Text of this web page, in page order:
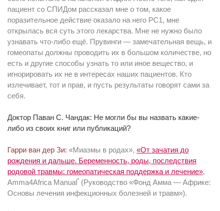
пациент со СПИДом рассказал мне о том, какое
поразительное действие оказало на него РС1, мне
открылась вся суть этого лекарства. Мне не нужно было
узнавать что-либо ещё. Прувинги — замечательная вещь, и
гомеопаты должны проводить их в большом количестве, но
есть и другие способы узнать то или иное вещество, и
игнорировать их не в интересах наших пациентов. Кто
излечивает, тот и прав, и пусть результаты говорят сами за
себя.
Доктор Паван С. Чандак: Не могли бы вы назвать какие-
либо из своих книг или публикаций?
Гарри ван дер Зи: «Миазмы в родах», «От зачатия до
рождения и дальше. Беременность, роды, последствия
родовой травмы: гомеопатическая поддержка и лечение»,
Amma4Africa Manual* (Руководство «Фонд Амма — Африке:
Основы лечения инфекционных болезней и травм»).